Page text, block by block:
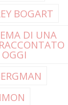
BOGART
DI UNA
OGGI